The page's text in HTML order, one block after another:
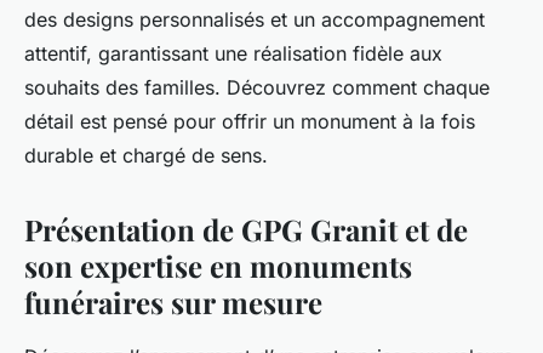
Lou•9 octobre 2025•7 min de lecture
des designs personnalisés et un accompagnement
attentif, garantissant une réalisation fidèle aux
souhaits des familles. Découvrez comment chaque
détail est pensé pour offrir un monument à la fois
durable et chargé de sens.
Présentation de GPG Granit et de
son expertise en monuments
funéraires sur mesure